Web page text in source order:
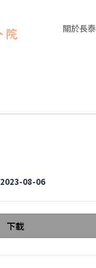
關於長泰
2023-08-06
下載